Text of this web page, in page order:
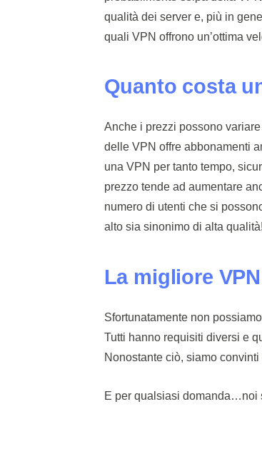
qualità dei server e, più in
quali VPN offrono un’ottima
Quanto costa
Anche i prezzi possono
delle VPN offre abbonamenti
una VPN per tanto tempo,
prezzo tende ad aumentare
numero di utenti che si
alto sia sinonimo di alta qualità!
La migliore VPN
Sfortunatamente non
Tutti hanno requisiti diversi e
Nonostante ciò, siamo
E per qualsiasi domanda…noi